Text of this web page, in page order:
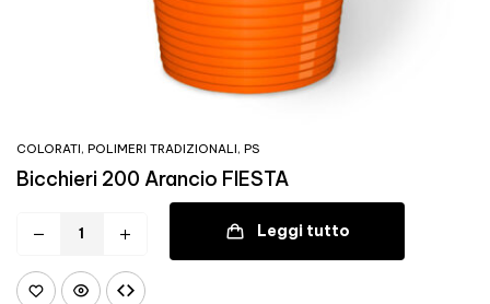
COLORATI, POLIMERI TRADIZIONALI, PS
Bicchieri 200 Arancio FIESTA
Leggi tutto